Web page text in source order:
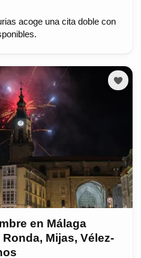
acoge una cita doble con
en Málaga
Mijas, Vélez-